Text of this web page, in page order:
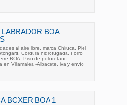
LABRADOR BOA
al aire libre, marca Chiruca. Piel
Cordura hidrofugada. Forro
BOA. Piso de poliuretano
en Villamalea -Albacete. iva y envío
BOXER BOA 1